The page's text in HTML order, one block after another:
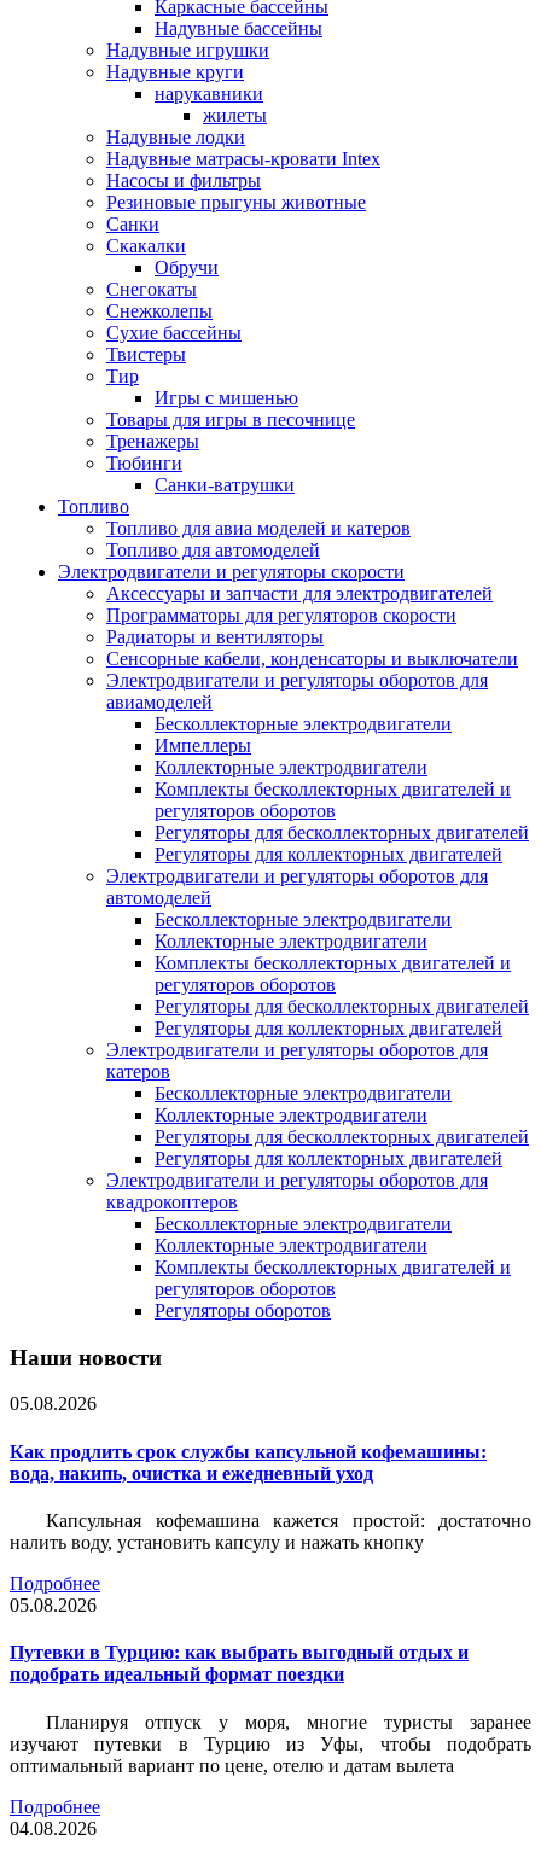
Каркасные бассейны
Надувные бассейны
Надувные игрушки
Надувные круги
нарукавники
жилеты
Надувные лодки
Надувные матрасы-кровати Intex
Насосы и фильтры
Резиновые прыгуны животные
Санки
Скакалки
Обручи
Снегокаты
Снежколепы
Сухие бассейны
Твистеры
Тир
Игры с мишенью
Товары для игры в песочнице
Тренажеры
Тюбинги
Санки-ватрушки
Топливо
Топливо для авиа моделей и катеров
Топливо для автомоделей
Электродвигатели и регуляторы скорости
Аксессуары и запчасти для электродвигателей
Программаторы для регуляторов скорости
Радиаторы и вентиляторы
Сенсорные кабели, конденсаторы и выключатели
Электродвигатели и регуляторы оборотов для
авиамоделей
Бесколлекторные электродвигатели
Импеллеры
Коллекторные электродвигатели
Комплекты бесколлекторных двигателей и
регуляторов оборотов
Регуляторы для бесколлекторных двигателей
Регуляторы для коллекторных двигателей
Электродвигатели и регуляторы оборотов для
автомоделей
Бесколлекторные электродвигатели
Коллекторные электродвигатели
Комплекты бесколлекторных двигателей и
регуляторов оборотов
Регуляторы для бесколлекторных двигателей
Регуляторы для коллекторных двигателей
Электродвигатели и регуляторы оборотов для
катеров
Бесколлекторные электродвигатели
Коллекторные электродвигатели
Регуляторы для бесколлекторных двигателей
Регуляторы для коллекторных двигателей
Электродвигатели и регуляторы оборотов для
квадрокоптеров
Бесколлекторные электродвигатели
Коллекторные электродвигатели
Комплекты бесколлекторных двигателей и
регуляторов оборотов
Регуляторы оборотов
Наши новости
05.08.2026
Как продлить срок службы капсульной кофемашины:
вода, накипь, очистка и ежедневный уход
Капсульная кофемашина кажется простой: достаточно
налить воду, установить капсулу и нажать кнопку
Подробнее
05.08.2026
Путевки в Турцию: как выбрать выгодный отдых и
подобрать идеальный формат поездки
Планируя отпуск у моря, многие туристы заранее
изучают путевки в Турцию из Уфы, чтобы подобрать
оптимальный вариант по цене, отелю и датам вылета
Подробнее
04.08.2026